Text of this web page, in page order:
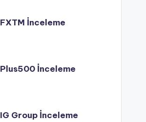
FXTM İnceleme
Plus500 İnceleme
IG Group İnceleme